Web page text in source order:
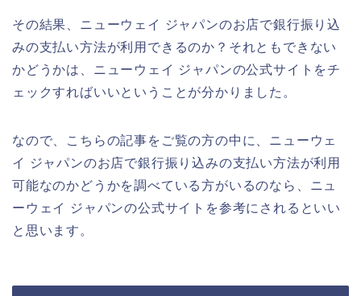
その結果、ニューウェイ ジャパンのお店で銀行振り込
みの支払い方法が利用できるのか？それともできない
かどうかは、ニューウェイ ジャパンの公式サイトをチ
ェックすればいいということが分かりました。
なので、こちらの記事をご覧の方の中に、ニューウェ
イ ジャパンのお店で銀行振り込みの支払い方法が利用
可能なのかどうかを調べている方がいるのなら、ニュ
ーウェイ ジャパンの公式サイトを参考にされるといい
と思います。